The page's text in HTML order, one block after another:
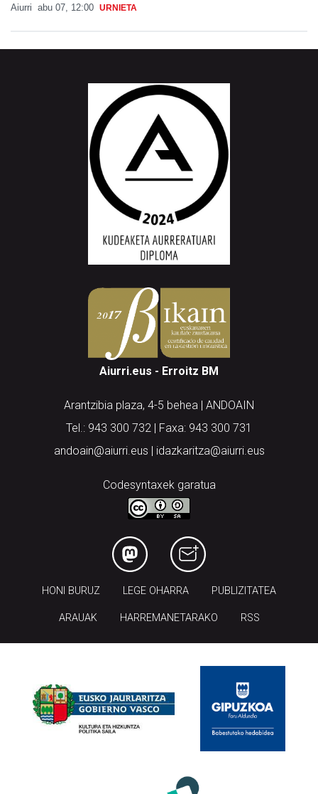
Aiurri abu 07, 12:00 URNIETA
Aiurri.eus - Erroitz BM
Arantzibia plaza, 4-5 behea | ANDOAIN
Tel.: 943 300 732 | Faxa: 943 300 731
andoain@aiurri.eus | idazkaritza@aiurri.eus
Codesyntaxek garatua
HONI BURUZ LEGE OHARRA PUBLIZITATEA
ARAUAK HARREMANETARAKO RSS